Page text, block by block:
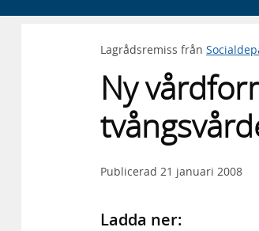
Lagrådsremiss från
Ny
Publicerad 21 januari 2008
Ladda ner: